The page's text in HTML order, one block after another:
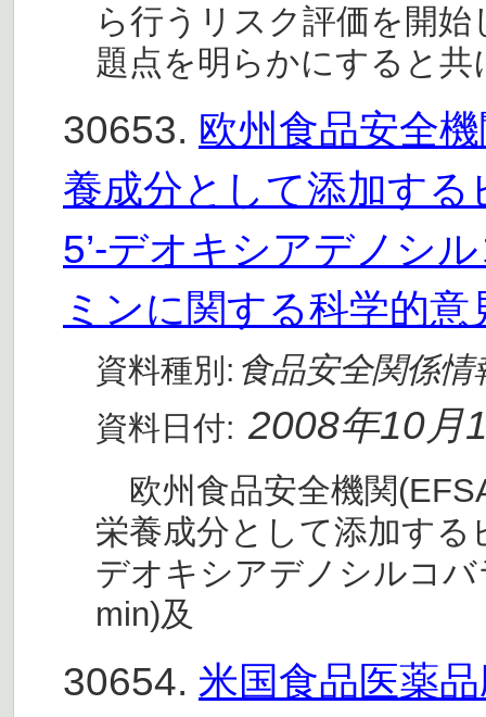
ら行うリスク評価を開
題点を明らかにすると
30653. 欧州食品安全
養成分として添加す
5’-デオキシアデノシ
ミンに関する科学的意
資料種別: 食品安全関係情
資料日付: 2008年10月
欧州食品安全機関
栄養成分として添加する
デオキシアデノシルコバ
min)及
30654. 米国食品医薬